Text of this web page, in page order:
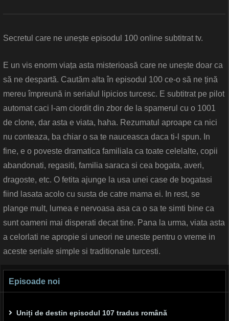
Secretul care ne unește episodul 100 online subtitrat tv.
E un vis enorm viața asta misterioasă care ne unește doar ca
să ne despartă. Cautăm alta în episodul 100 ce-o să ne țină
mereu împreună in serialul lipicios turcesc. E subtitrat pe pilot
automat caci l-am ciordit din zbor de la spamerul cu o 1001
de clone, dar asta e viata, haha. Rezumatul aproape ca nici
nu conteaza, ba chiar o sa te nauceasca daca ti-l spun. In
fine, e o poveste dramatica familiala ca toate celelalte, copii
abandonati, regasiti, familia saraca si cea bogata, averi,
dragoste, etc. O fetita ajunge la usa unei case de bogatasi
fiind lasata acolo cu susta de catre mama ei. In rest, se
plange mult, lumea e nervoasa asa ca o sa te simti bine ca
sunt oameni mai disperati decat tine. Pana la urma, viata asta
a celorlati ne apropie si uneori ne uneste pentru o vreme in
aceste seriale simple si traditionale turcesti.
Episoade noi
Uniți de destin episodul 107 tradus română